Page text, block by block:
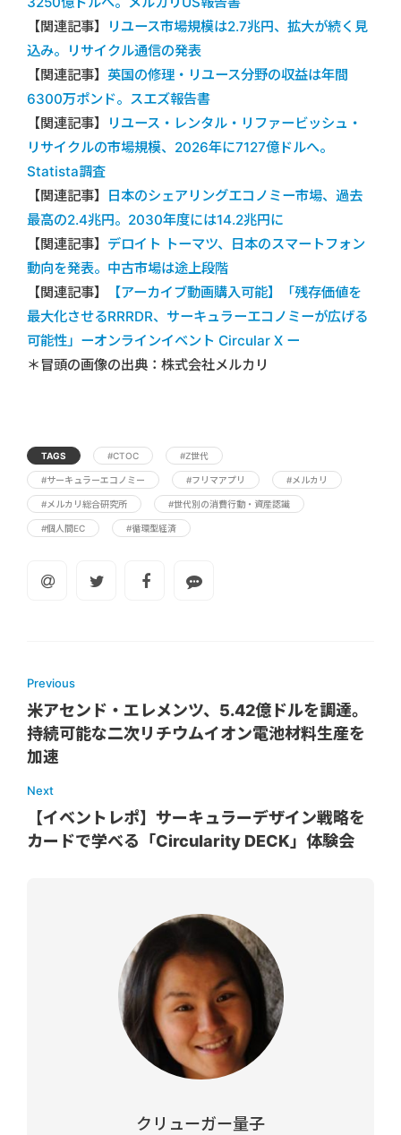
【関連記事】
リユース市場規模は2.7兆円、拡大が続く見
込み。リサイクル通信の発表
【関連記事】 英国の修理・リユース分野の収益は年間
6300万ポンド。スエズ報告書
【関連記事】
リユース・レンタル・リファービッシュ・
リサイクルの市場規模、2026年に7127億ドルへ。
Statista調査
【関連記事】
日本のシェアリングエコノミー市場、過去
最高の2.4兆円。2030年度には14.2兆円に
【関連記事】 デロイト トーマツ、日本のスマートフォン
動向を発表。中古市場は途上段階
【関連記事】
【アーカイブ動画購入可能】「残存価値を
最大化させるRRRDR、サーキュラーエコノミーが広げる
可能性」ーオンラインイベント Circular X ー
＊冒頭の画像の出典：株式会社メルカリ
TAGS #CTOC #Z世代
#サーキュラーエコノミー #フリマアプリ #メルカリ
#メルカリ総合研究所 #世代別の消費行動・資産認識
#個人間EC #循環型経済
Previous
米アセンド・エレメンツ、5.42億ドルを調達。
持続可能な二次リチウムイオン電池材料生産を
加速
Next
【イベントレポ】サーキュラーデザイン戦略を
カードで学べる「Circularity DECK」体験会
クリューガー量子